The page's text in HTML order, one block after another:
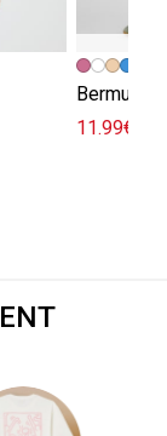
Bermuda
11.99€